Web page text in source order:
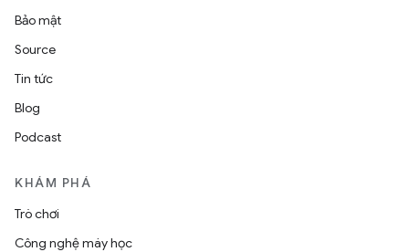
Bảo mật
Source
Tin tức
Blog
Podcast
KHÁM PHÁ
Trò chơi
Công nghệ máy học